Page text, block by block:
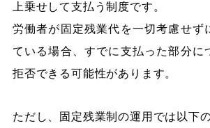
上乗せして支払う制度です。
労働者が固定残業代を一切考慮せず
ている場合、すでに支払った部分に
拒否できる可能性があります。
ただし、固定残業制の運用では以下